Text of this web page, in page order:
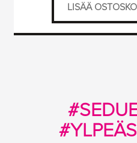
LISÄÄ